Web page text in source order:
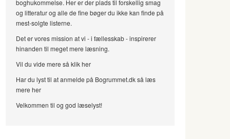
boghukommelse. Her er der plads til forskellig smag
og litteratur og alle de fine bøger du ikke kan finde på
mest-solgte listerne.
Det er vores mission at vi - i fællesskab - inspirerer
hinanden til meget mere læsning.
Vil du vide mere så klik her
Har du lyst til at anmelde på Bogrummet.dk så læs
mere her
Velkommen til og god læselyst!